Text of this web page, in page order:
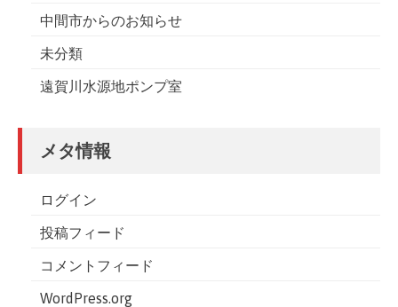
中間市からのお知らせ
未分類
遠賀川水源地ポンプ室
メタ情報
ログイン
投稿フィード
コメントフィード
WordPress.org